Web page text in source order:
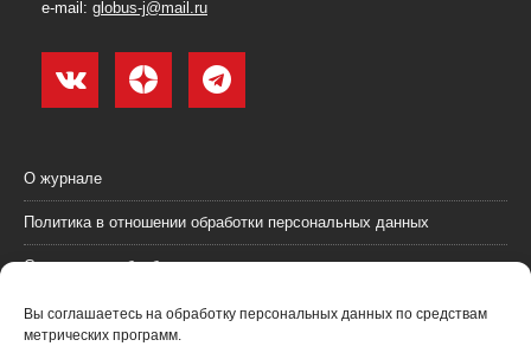
Вы соглашаетесь на обработку персональных данных по средствам
метрических программ.
e-mail: globus-j@mail.ru
О журнале
Политика в отношении обработки персональных данных
Согласие на обработку персональных данных
Пользовательское соглашение (оферта)